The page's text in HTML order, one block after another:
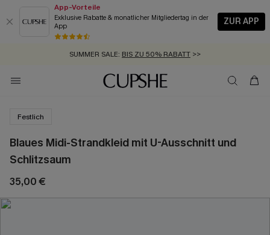
App-Vorteile
Exklusive Rabatte & monatlicher Mitgliedertag in der
App
ZUR APP
GRATIS MASSBAND MIT JEDEM SCHNELLVERSAND-ARTIKEL >>
SUMMER SALE: BIS ZU 50% RABATT >>
ZUM NEWSLETTER:BIS ZU -20% EXTRA ERHALTEN
KOSTENLOSER VERSAND AB 89 €
Festlich
Blaues Midi-Strandkleid mit U-Ausschnitt und
Schlitzsaum
35,00 €